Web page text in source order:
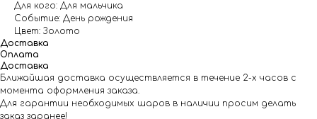
Для кого: Для мальчика
Событие: День рождения
Цвет: Золото
Доставка
Оплата
Доставка
Ближайшая доставка осуществляется в течение 2-х часов с
момента оформления заказа.
Для гарантии необходимых шаров в наличии просим делать
заказ заранее!